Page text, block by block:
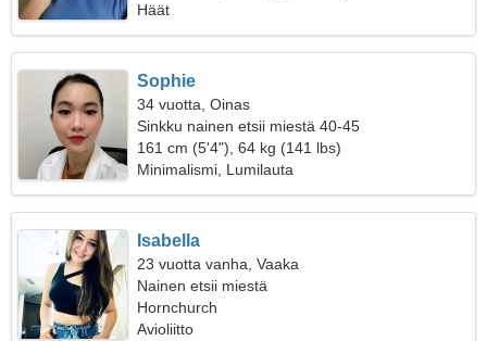
Häät
Sophie
34 vuotta, Oinas
Sinkku nainen etsii miestä 40-45
161 cm (5'4"), 64 kg (141 lbs)
Minimalismi, Lumilauta
Isabella
23 vuotta vanha, Vaaka
Nainen etsii miestä
Hornchurch
Avioliitto